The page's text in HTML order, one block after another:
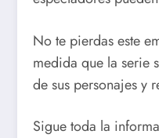
No te pierdas este
medida que la serie
de sus personajes y
Sigue toda la